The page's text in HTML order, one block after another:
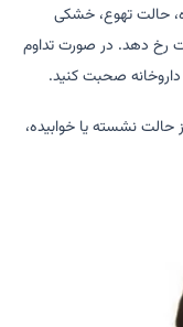
حالت تهوع، خشکی
رخ دهد. در صورت تداوم
صحبت کنید.
حالت نشسته یا خوابیده،